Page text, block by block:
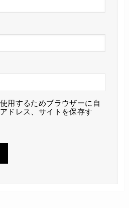
用するためブラウザーに自
ドレス、サイトを保存す